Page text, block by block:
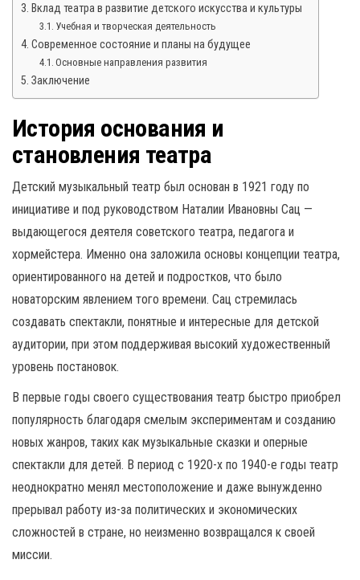
Вклад театра в развитие детского искусства и культуры
Учебная и творческая деятельность
Современное состояние и планы на будущее
Основные направления развития
Заключение
История основания и
становления театра
Детский музыкальный театр был основан в 1921 году по
инициативе и под руководством Наталии Ивановны Сац —
выдающегося деятеля советского театра, педагога и
хормейстера. Именно она заложила основы концепции театра,
ориентированного на детей и подростков, что было
новаторским явлением того времени. Сац стремилась
создавать спектакли, понятные и интересные для детской
аудитории, при этом поддерживая высокий художественный
уровень постановок.
В первые годы своего существования театр быстро приобрел
популярность благодаря смелым экспериментам и созданию
новых жанров, таких как музыкальные сказки и оперные
спектакли для детей. В период с 1920-х по 1940-е годы театр
неоднократно менял местоположение и даже вынужденно
прерывал работу из-за политических и экономических
сложностей в стране, но неизменно возвращался к своей
миссии.